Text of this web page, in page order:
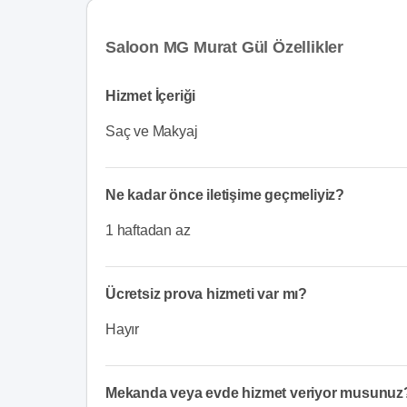
Saloon MG Murat Gül Özellikler
Hizmet İçeriği
Saç ve Makyaj
Ne kadar önce iletişime geçmeliyiz?
1 haftadan az
Ücretsiz prova hizmeti var mı?
Hayır
Mekanda veya evde hizmet veriyor